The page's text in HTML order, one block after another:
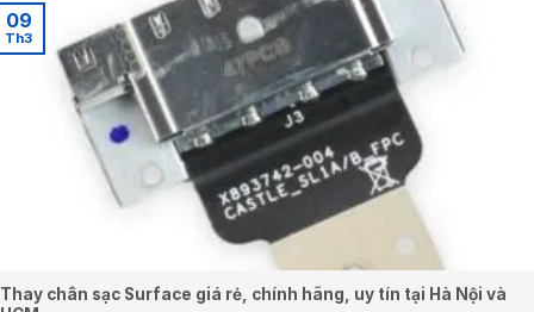
Thay chân sạc Surface giá rẻ, chính hãng, uy tín tại Hà Nội và
09
Th3